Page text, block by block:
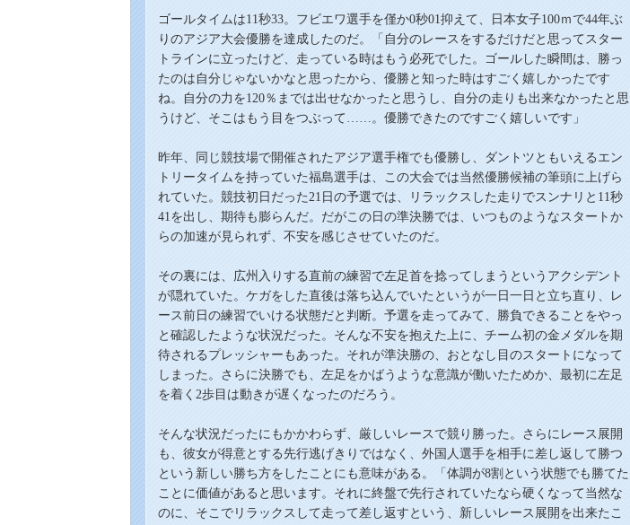
ゴールタイムは11秒33。フビエワ選手を僅か0秒01抑えて、日本女子100ｍ で44年ぶ
りのアジア大会優勝を達成したのだ。「自分のレースをするだけだと思ってスター
トラインに立ったけど、走っている時はもう必死でした。ゴールした瞬間は、勝っ
たのは自分じゃないかなと思ったから、優勝と知った時はすごく嬉しかったです
ね。自分の力を120％までは出せなかったと思うし、自分の走りも出来なかったと思
うけど、そこはもう目をつぶって……。優勝できたのですごく嬉しいです」
昨年、同じ競技場で開催されたアジア選手権でも優勝し、ダントツともいえるエン
トリータイムを持っていた福島選手は、この大会では当然優勝候補の筆頭に上げら
れていた。競技初日だった21日の予選では、リラック ス した走りでスンナリと11秒
41を出し、期待も膨らんだ。だがこの日の準決勝では、いつものようなスタートか
らの加速が見られず、不安を感じさせていたのだ。
その裏には、広州入りする直前の練習で左足首を捻ってしまうというアクシデント
が隠れていた。ケガをした直後は落ち込んでいたというが一日一日と立ち直り、レ
ース前日の練習でいける状態だと判断。予選を走ってみて、 勝負できることをやっ
と 確認したような状況だった。そんな不安を抱えた上に、チーム初の金メダルを期
待されるプレッシャー もあった。それが準決勝の、おとなし目のスタートになって
しまった。さらに決勝でも、左足をかばうような意識が働いたためか、最初に左足
を着く 2歩目は動きが遅くなったのだろう。
そんな状況だったにもかかわらず、厳しいレースで競り勝った。さらにレース展開
も、彼女が得意とする先行逃げきりではなく、外国人選手を相手に差し返して勝つ
という新しい勝ち方をしたことにも意味がある。「体調が8割という状態でも勝てた
ことに価値があると思います。それに終盤で先行されていたなら硬くなって当然な
のに、そこでリラックスして走って差し返すという、新しいレース展開を出来たこ